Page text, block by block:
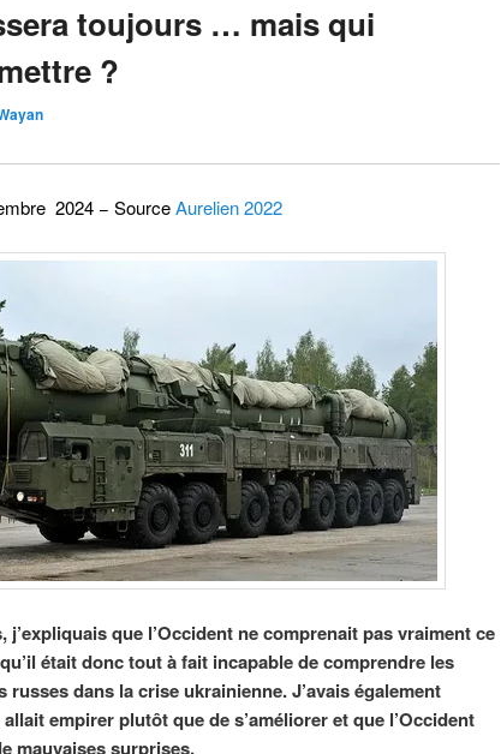
toujours … mais qui
?
2024 − SourceAurelien 2022
j’expliquais que l’Occident ne comprenait pas vraiment ce
était donc tout à fait incapable de comprendre les
dans la crise ukrainienne. J’avais également
empirer plutôt que de s’améliorer et que l’Occident
mauvaises surprises.